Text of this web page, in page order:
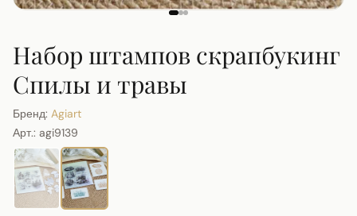
Набор штампов скрапбукинг
Спилы и травы
Бренд: Agiart
Арт.: agi9139